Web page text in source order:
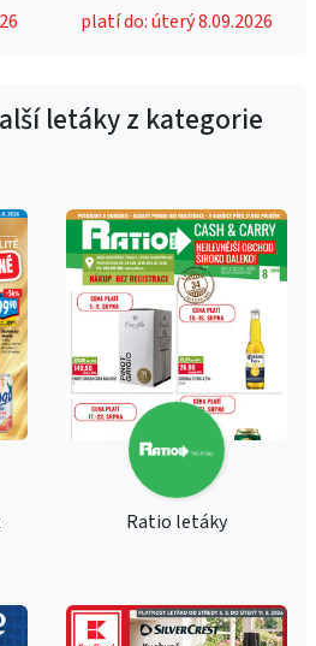
platí do: úterý 8.09.2026
letáky z kategorie
Ratio letáky